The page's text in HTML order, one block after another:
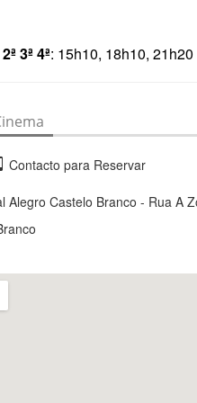
3ª 4ª: 15h10, 18h10, 21h20
Contacto para Reservar
Alegro Castelo Branco - Rua A